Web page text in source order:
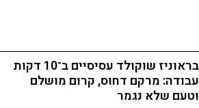
בראוניז שוקולד עסיסיים ב־10 דקות
עבודה: מרקם דחוס, קרום מושלם
וטעם שלא נגמר